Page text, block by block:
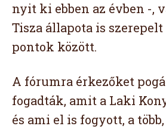
nyit ki ebben az évben -,
Tisza állapota is
pontok között.
A fórumra érkezőket
fogadták, amit a Laki
és ami el is fogyott, a